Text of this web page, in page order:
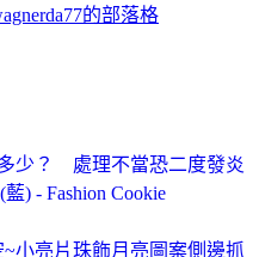
的部落格
少？ 處理不當恐二度發炎
) - Fashion Cookie
小亮片珠飾月亮圖案側邊抓